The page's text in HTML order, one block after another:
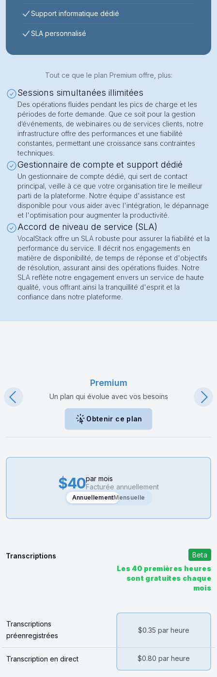
Support informatique dédié
SLA personnalisé
Tout ce que le plan Premium offre, plus:
Sessions simultanées illimitées
Des opérations fluides pendant les pics de charge et les
périodes de forte demande. Que ce soit pour la gestion
d’événements, de webinaires ou de services clients, notre
infrastructure offre des performances et une fiabilité
constantes, permettant une croissance sans contraintes
techniques.
Gestionnaire de compte et support dédié
Un gestionnaire de compte dédié, qui sert de contact
principal, veille à ce que votre organisation tire le meilleur
parti de la plateforme. Notre équipe d'assistance est
disponible pour vous aider avec l'intégration, le dépannage
et l'optimisation pour augmenter la productivité.
Accord de niveau de service (SLA)
VocalStack offre un SLA robuste pour assurer la fiabilité et la
performance du service. Il décrit nos engagements en
matière de disponibilité, de temps de réponse et d'objectifs
de résolution, assurant ainsi des opérations fluides. Notre
SLA reflète notre engagement envers un service de haute
qualité, vous offrant ainsi la tranquillité d'esprit et la
confiance dans notre plateforme.
Premium
Un plan qui évolue avec vos besoins
Obtenir ce plan
$40par mois
Facturée annuellement
AnnuellementMensuelle
Annuellement
Transcriptions
Les 40 premières heures
sont gratuites chaque
mois
Transcriptions
préenregistrées
$0.35 par heure
Transcription en direct $0.80 par heure